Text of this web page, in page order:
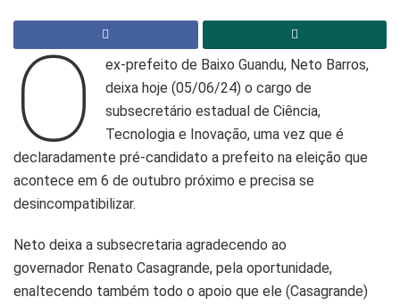
O
ex-prefeito de Baixo Guandu, Neto Barros,
deixa hoje (05/06/24) o cargo de
subsecretário estadual de Ciência,
Tecnologia e Inovação, uma vez que é
declaradamente pré-candidato a prefeito na eleição que
acontece em 6 de outubro próximo e precisa se
desincompatibilizar.
Neto deixa a subsecretaria agradecendo ao
governador Renato Casagrande, pela oportunidade,
enaltecendo também todo o apoio que ele (Casagrande)